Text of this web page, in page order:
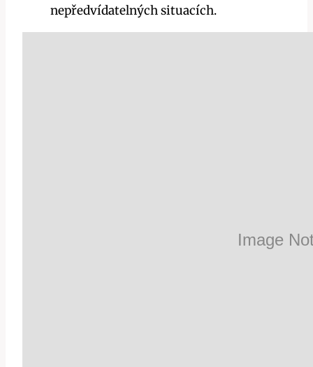
nepředvídatelných situacích.